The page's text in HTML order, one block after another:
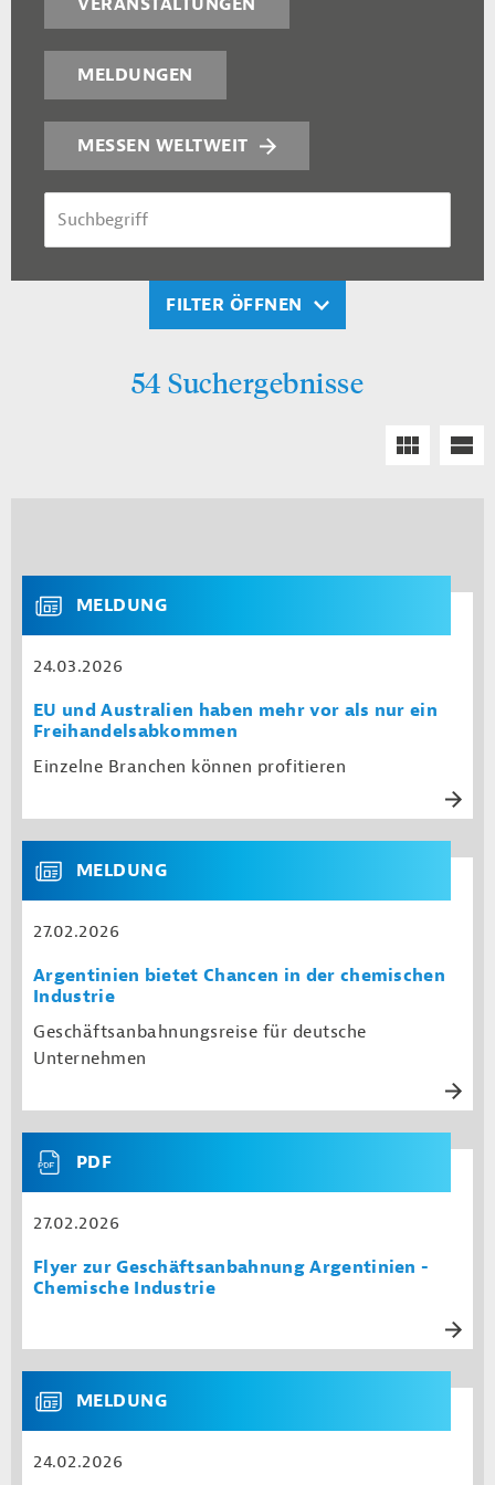
VERANSTALTUNGEN
MELDUNGEN
MESSEN WELTWEIT
FILTER ÖFFNEN
54 Suchergebnisse
MELDUNG
24.03.2026
EU und Australien haben mehr vor als nur ein
Freihandelsabkommen
Einzelne Branchen können profitieren
MELDUNG
27.02.2026
Argentinien bietet Chancen in der chemischen
Industrie
Geschäftsanbahnungsreise für deutsche
Unternehmen
PDF
27.02.2026
Flyer zur Geschäftsanbahnung Argentinien -
Chemische Industrie
MELDUNG
24.02.2026